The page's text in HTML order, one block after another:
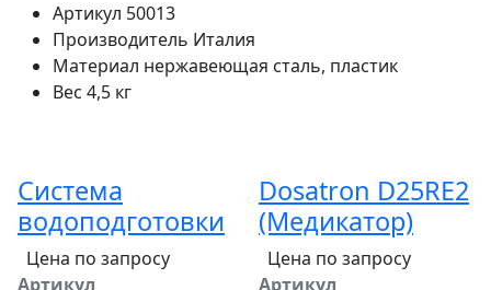
Артикул 50013
Производитель Италия
Материал нержавеющая сталь, пластик
Вес 4,5 кг
Система
водоподготовки
Цена по запросу
Артикул
Dosatron D25RE2
(Медикатор)
Цена по запросу
Артикул